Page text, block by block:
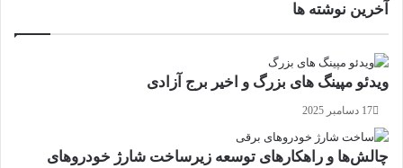
آخرین نوشته ها
ویدئو مپینگ های بزرگ و اخیر برج آزادی
17 دسامبر 2025
چالش‌ها و راهکارهای توسعه زیرساخت شارژ خودروهای